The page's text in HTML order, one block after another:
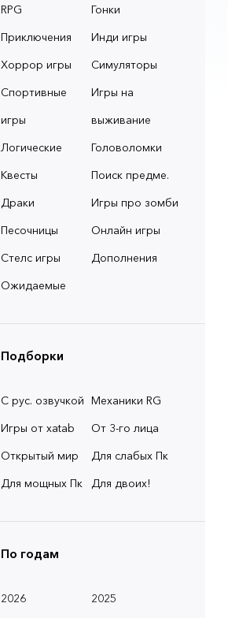
RPG
Гонки
Приключения
Инди игры
Хоррор игры
Симуляторы
Спортивные
игры
Игры на
выживание
Логические
Головоломки
Квесты
Поиск предме.
Драки
Игры про зомби
Песочницы
Онлайн игры
Стелс игры
Дополнения
Ожидаемые
Подборки
С рус. озвучкой Механики RG
Игры от xatab
От 3-го лица
Открытый мир
Для слабых Пк
Для мощных Пк
Для двоих!
По годам
2026
2025